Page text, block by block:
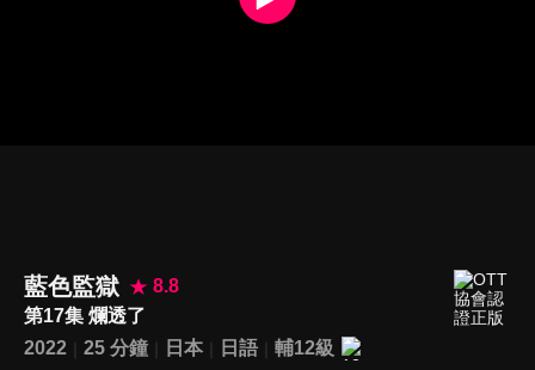
藍色監獄
8.8
第17集 爛透了
2022
25 分鐘 日本 日語
輔12級